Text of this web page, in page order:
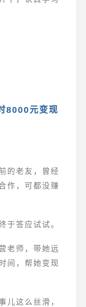
8000元变现
的老友，曾经
作，可都没赚
于答应试试。
老师，带她远
间，帮她变现
儿这么丝滑，